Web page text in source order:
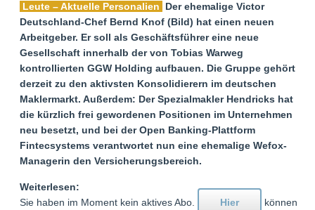
Leute – Aktuelle Personalien
Der ehemalige Victor
Deutschland-Chef Bernd Knof (Bild) hat einen neuen
Arbeitgeber. Er soll als Geschäftsführer eine neue
Gesellschaft innerhalb der von Tobias Warweg
kontrollierten GGW Holding aufbauen. Die Gruppe gehört
derzeit zu den aktivsten Konsolidierern im deutschen
Maklermarkt. Außerdem: Der Spezialmakler Hendricks hat
die kürzlich frei gewordenen Positionen im Unternehmen
neu besetzt, und bei der Open Banking-Plattform
Fintecsystems verantwortet nun eine ehemalige Wefox-
Managerin den Versicherungsbereich.
Weiterlesen:
Sie haben im Moment kein aktives Abo.
Hier
können